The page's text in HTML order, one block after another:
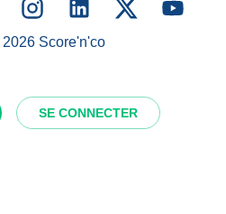
SE CONNECTER
2026Score'n'co